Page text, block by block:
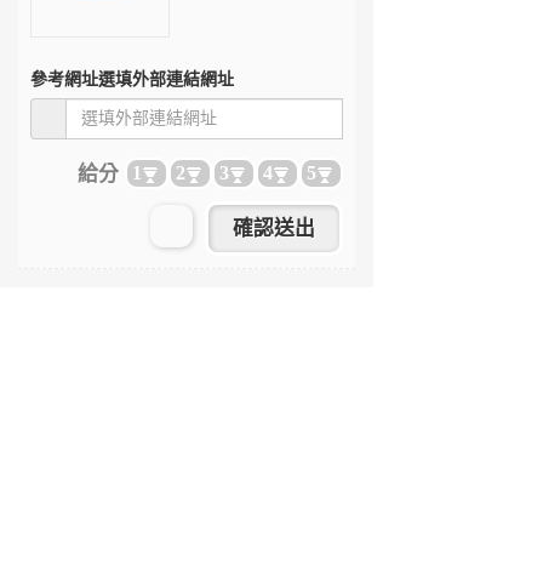
參考網址選填外部連結網址
給分 1 2 3 4 5